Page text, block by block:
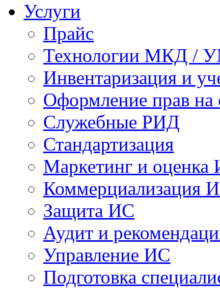
Услуги
Прайс
Технологии МКД /
Инвентаризация и
Оформление прав
Служебные РИД
Стандартизация
Маркетинг и оценка
Коммерциализация
Защита ИС
Аудит и
Управление ИС
Подготовка